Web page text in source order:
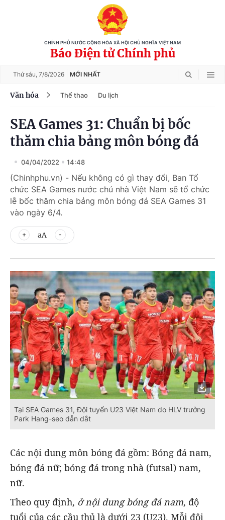
CHÍNH PHỦ NƯỚC CỘNG HÒA XÃ HỘI CHỦ NGHĨA VIỆT NAM
Báo Điện tử Chính phủ
Thứ sáu, 7/8/2026 MỚI NHẤT
Văn hóa Thể thao Du lịch
SEA Games 31: Chuẩn bị bốc
thăm chia bảng môn bóng đá
04/04/2022 14:48
(Chinhphu.vn) - Nếu không có gì thay đổi, Ban Tổ
chức SEA Games nước chủ nhà Việt Nam sẽ tổ chức
lễ bốc thăm chia bảng môn bóng đá SEA Games 31
vào ngày 6/4.
aA
Tại SEA Games 31, Đội tuyển U23 Việt Nam do HLV trưởng
Park Hang-seo dẫn dắt
Các nội dung môn bóng đá gồm: Bóng đá nam,
bóng đá nữ; bóng đá trong nhà (futsal) nam,
nữ.
Theo quy định, ở nội dung bóng đá nam, độ
tuổi của các cầu thủ là dưới 23 (U23). Mỗi đội